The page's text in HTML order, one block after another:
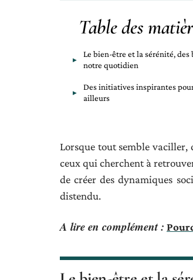
Table des
Le bien-être et la sérénité, des
notre quotidien
Des initiatives inspirantes
ailleurs
Lorsque tout semble vaciller,
ceux qui cherchent à
de créer des dynamiques
distendu.
A lire en complément :